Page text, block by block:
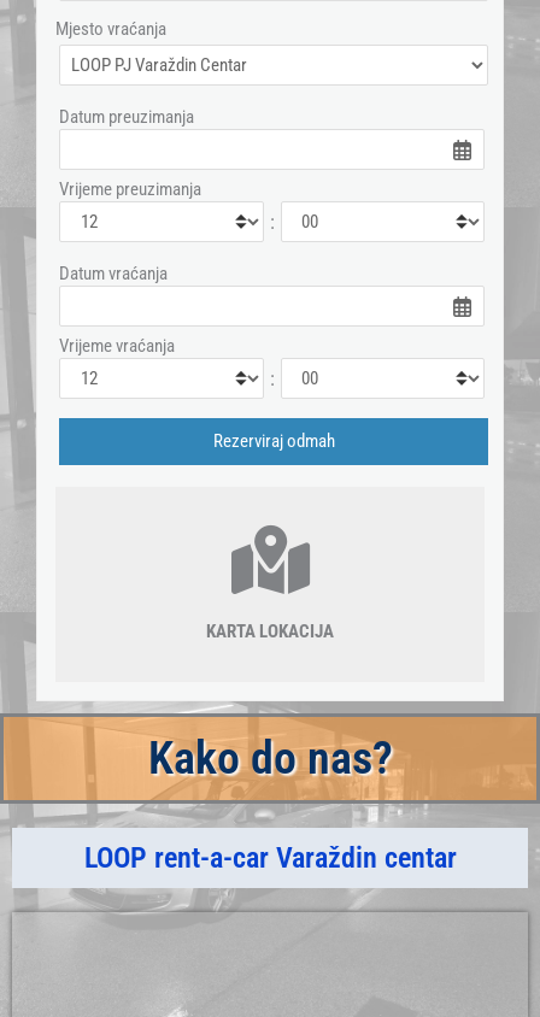
Mjesto vraćanja
Datum preuzimanja
Vrijeme preuzimanja
:
Datum vraćanja
Vrijeme vraćanja
:
KARTA LOKACIJA
Kako do nas?
LOOP rent-a-car Varaždin centar